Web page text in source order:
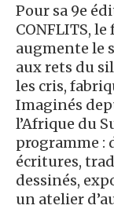
Pour sa 9e
CONFLITS,
augmente le
aux rets du
les cris,
Imaginés
l’Afrique du
programme :
écritures,
dessinés,
un atelier